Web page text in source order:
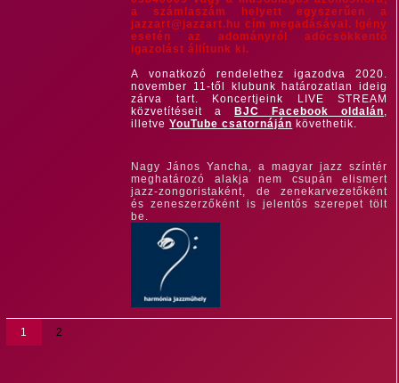
a számlaszám helyett egyszerűen a
jazzart@jazzart.hu cím megadásával. Igény
esetén az adományról adócsökkentő
igazolást állítunk ki.
A vonatkozó rendelethez igazodva 2020.
november 11-től klubunk határozatlan ideig
zárva tart. Koncertjeink LIVE STREAM
közvetítéseit a
BJC Facebook oldalán,
illetveYouTube csatornáján követhetik.
Nagy János Yancha, a magyar jazz színtér
meghatározó alakja nem csupán elismert
jazz-zongoristaként, de zenekarvezetőként
és zeneszerzőként is jelentős szerepet tölt
be.
1 2